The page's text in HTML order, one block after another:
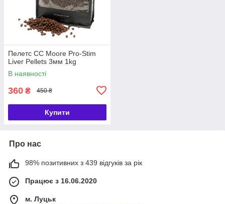
Пелетс CC Moore Pro-Stim
Liver Pellets 3мм 1kg
В наявності
360 ₴ 450 ₴
Купити
Про нас
98% позитивних з 439 відгуків за рік
Працює з 16.06.2020
м. Луцьк